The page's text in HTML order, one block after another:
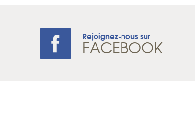
Rejoignez-nous sur
FACEBOOK